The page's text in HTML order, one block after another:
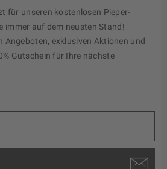
für unseren kostenlosen Pieper-
immer auf dem neusten Stand!
Angeboten, exklusiven Aktionen und
Gutschein für Ihre nächste